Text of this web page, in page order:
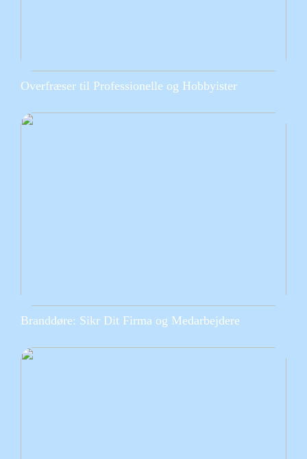
Overfræser til Professionelle og Hobbyister
Branddøre: Sikr Dit Firma og Medarbejdere